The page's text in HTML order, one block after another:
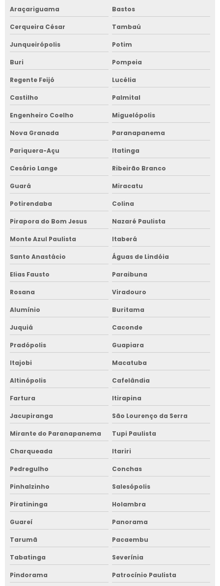
Araçariguama Bastos
Cerqueira César Tambaú
Junqueirópolis Potim
Buri Pompeia
Regente Feijó Lucélia
Castilho Palmital
Engenheiro Coelho Miguelópolis
Nova Granada Paranapanema
Pariquera-Açu Itatinga
Cesário Lange Ribeirão Branco
Guará Miracatu
Potirendaba Colina
Pirapora do Bom Jesus Nazaré Paulista
Monte Azul Paulista Itaberá
Santo Anastácio Águas de Lindóia
Elias Fausto Paraibuna
Rosana Viradouro
Alumínio Buritama
Juquiá Caconde
Pradópolis Guapiara
Itajobi Macatuba
Altinópolis Cafelândia
Fartura Itirapina
Jacupiranga São Lourenço da Serra
Mirante do Paranapanema Tupi Paulista
Charqueada Itariri
Pedregulho Conchas
Pinhalzinho Salesópolis
Piratininga Holambra
Guareí Panorama
Tarumã Pacaembu
Tabatinga Severínia
Pindorama Patrocínio Paulista